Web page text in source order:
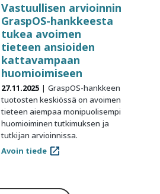
Vastuullisen arvioinnin
GraspOS-hankkeesta
tukea avoimen
tieteen ansioiden
kattavampaan
huomioimiseen
27.11.2025
GraspOS-hankkeen
tuotosten keskiössä on avoimen
tieteen aiempaa monipuolisempi
huomioiminen tutkimuksen ja
tutkijan arvioinnissa.
Avoin tiede